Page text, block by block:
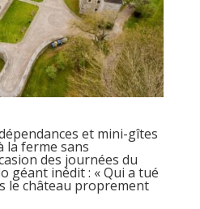
et mini-gîtes
la ferme sans
des journées du
géant inédit : « Qui a tué
le château proprement